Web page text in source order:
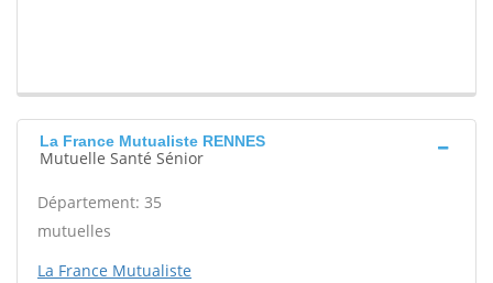
La France Mutualiste RENNES
Mutuelle Santé Sénior
Département: 35
mutuelles
La France Mutualiste